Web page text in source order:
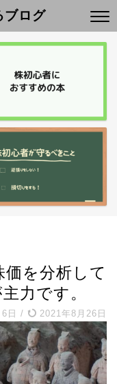
ブログ
を分析して
力です。
日 / 2021年8月26日